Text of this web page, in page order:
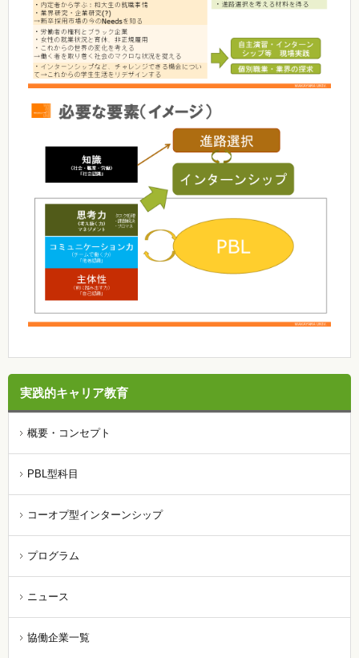
実践的キャリア教育
概要・コンセプト
PBL型科目
コーオプ型インターンシップ
プログラム
ニュース
協働企業一覧